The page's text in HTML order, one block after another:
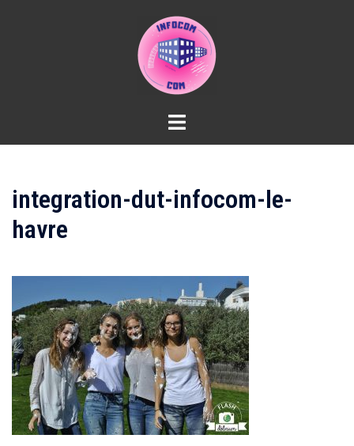
integration-dut-infocom-le-
havre